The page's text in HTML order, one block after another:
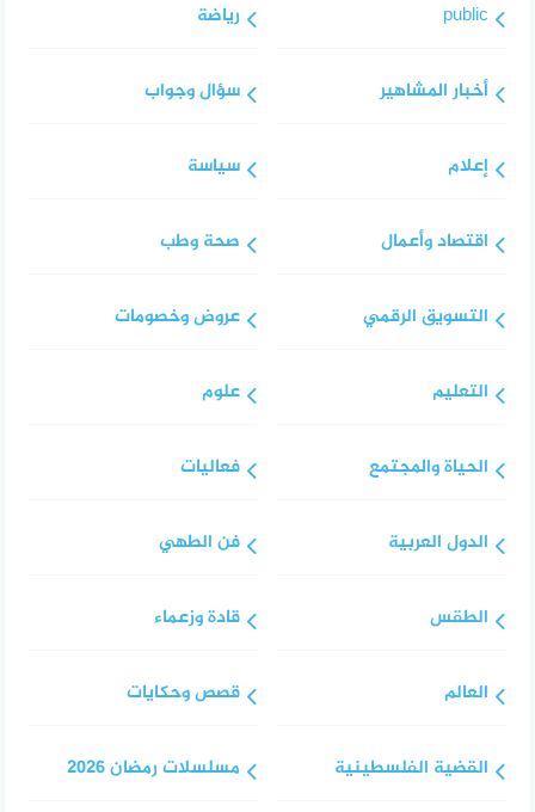
public
أخبار المشاهير
إعلام
اقتصاد وأعمال
التسويق الرقمي
التعليم
الحياة والمجتمع
الدول العربية
الطقس
العالم
القضية الفلسطينية
رياضة
سؤال وجواب
سياسة
صحة وطب
عروض وخصومات
علوم
فعاليات
فن الطهي
قادة وزعماء
قصص وحكايات
مسلسلات رمضان 2026